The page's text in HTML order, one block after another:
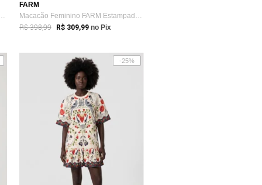
Alças Finas Decote...
FARM
Macacão Feminino FARM Estampado Alças Fi...
R$ 398,99 R$ 309,99 no Pix
-25%